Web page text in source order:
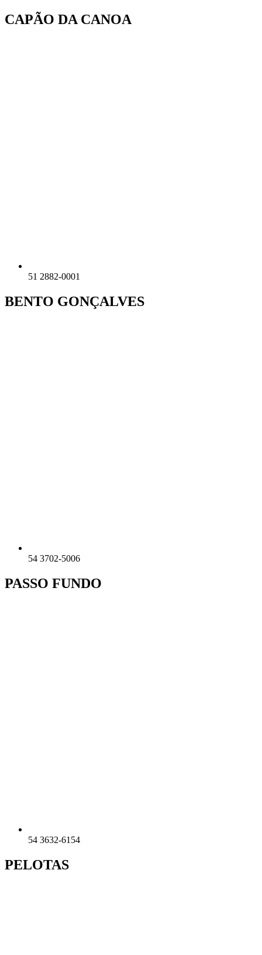
Ir
para
CAPÃO DA CANOA
51 2882-0001
BENTO GONÇALVES
54 3702-5006
PASSO FUNDO
54 3632-6154
PELOTAS